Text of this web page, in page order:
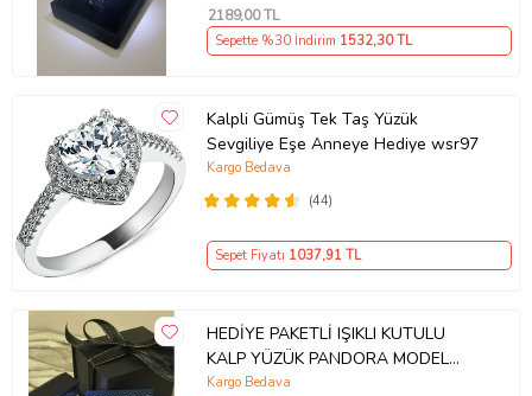
2189,00 TL
Sepette %30 İndirim 1532,30 TL
Kalpli Gümüş Tek Taş Yüzük
Sevgiliye Eşe Anneye Hediye wsr97
(44)
Kargo Bedava
Sepet Fiyatı 1037,91 TL
HEDİYE PAKETLİ IŞIKLI KUTULU
KALP YÜZÜK PANDORA MODEL
YÜZÜK
Kargo Bedava